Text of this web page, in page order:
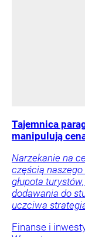
Tajemnica
manipulują
Narzekanie na
częścią
głupota
dodawania do
uczciwa
Finanse i